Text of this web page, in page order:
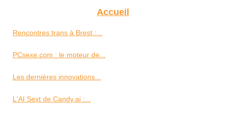
Accueil
Rencontres trans à Brest :...
PCsexe.com : le moteur de...
Les dernières innovations...
L'AI Sext de Candy.ai :...